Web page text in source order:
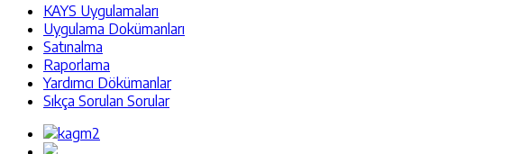
KAYS Uygulamaları
Uygulama Dokümanları
Satınalma
Raporlama
Yardımcı Dökümanlar
Sıkça Sorulan Sorular